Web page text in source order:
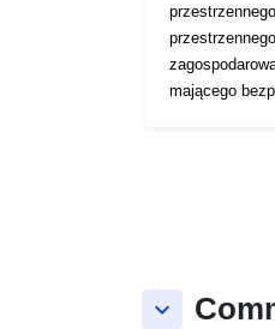
mającego
keyboard_arrow_down